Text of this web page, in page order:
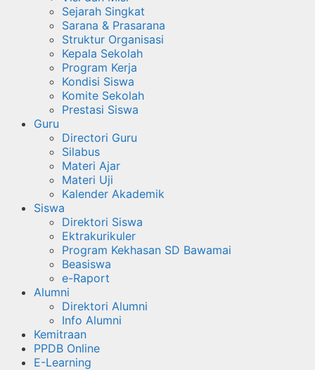
Sejarah Singkat
Sarana & Prasarana
Struktur Organisasi
Kepala Sekolah
Program Kerja
Kondisi Siswa
Komite Sekolah
Prestasi Siswa
Guru
Directori Guru
Silabus
Materi Ajar
Materi Uji
Kalender Akademik
Siswa
Direktori Siswa
Ektrakurikuler
Program Kekhasan SD Bawamai
Beasiswa
e-Raport
Alumni
Direktori Alumni
Info Alumni
Kemitraan
PPDB Online
E-Learning